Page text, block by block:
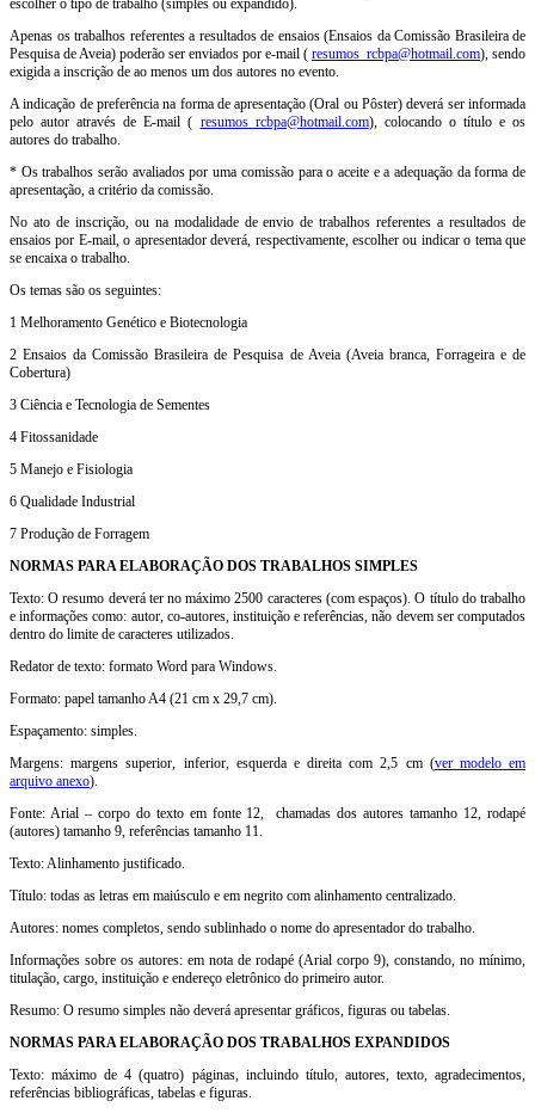
escolher o tipo de trabalho (simples ou expandido).
Apenas os trabalhos referentes a resultados de ensaios (Ensaios da Comissão Brasileira de
Pesquisa de Aveia) poderão ser enviados por e-mail ( resumos_rcbpa@hotmail.com), sendo
exigida a inscrição de ao menos um dos autores no evento.
A indicação de preferência na forma de apresentação (Oral ou Pôster) deverá ser informada
pelo autor através de E-mail ( resumos_rcbpa@hotmail.com), colocando o título e os
autores do trabalho.
* Os trabalhos serão avaliados por uma comissão para o aceite e a adequação da forma de
apresentação, a critério da comissão.
No ato de inscrição, ou na modalidade de envio de trabalhos referentes a resultados de
ensaios por E-mail, o apresentador deverá, respectivamente, escolher ou indicar o tema que
se encaixa o trabalho.
Os temas são os seguintes:
1 Melhoramento Genético e Biotecnologia
2 Ensaios da Comissão Brasileira de Pesquisa de Aveia (Aveia branca, Forrageira e de
Cobertura)
3 Ciência e Tecnologia de Sementes
4 Fitossanidade
5 Manejo e Fisiologia
6 Qualidade Industrial
7 Produção de Forragem
NORMAS PARA ELABORAÇÃO DOS TRABALHOS SIMPLES
Texto: O resumo deverá ter no máximo 2500 caracteres (com espaços). O título do trabalho
e informações como: autor, co-autores, instituição e referências, não devem ser computados
dentro do limite de caracteres utilizados.
Redator de texto: formato Word para Windows.
Formato: papel tamanho A4 (21 cm x 29,7 cm).
Espaçamento: simples.
Margens: margens superior, inferior, esquerda e direita com 2,5 cm (ver modelo em
arquivo anexo).
Fonte: Arial – corpo do texto em fonte 12, chamadas dos autores tamanho 12, rodapé
(autores) tamanho 9, referências tamanho 11.
Texto: Alinhamento justificado.
Título: todas as letras em maiúsculo e em negrito com alinhamento centralizado.
Autores: nomes completos, sendo sublinhado o nome do apresentador do trabalho.
Informações sobre os autores: em nota de rodapé (Arial corpo 9), constando, no mínimo,
titulação, cargo, instituição e endereço eletrônico do primeiro autor.
Resumo: O resumo simples não deverá apresentar gráficos, figuras ou tabelas.
NORMAS PARA ELABORAÇÃO DOS TRABALHOS EXPANDIDOS
Texto: máximo de 4 (quatro) páginas, incluindo título, autores, texto, agradecimentos,
referências bibliográficas, tabelas e figuras.